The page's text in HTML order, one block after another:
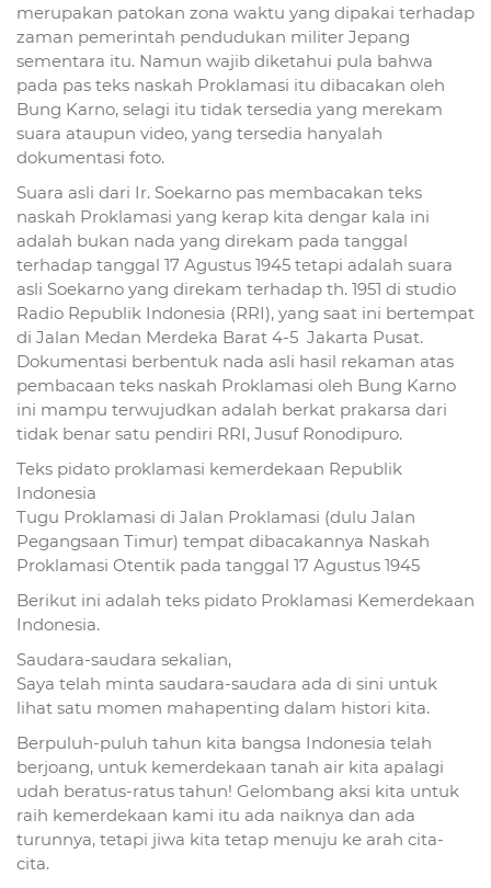
merupakan patokan zona waktu yang dipakai terhadap
zaman pemerintah pendudukan militer Jepang
sementara itu. Namun wajib diketahui pula bahwa
pada pas teks naskah Proklamasi itu dibacakan oleh
Bung Karno, selagi itu tidak tersedia yang merekam
suara ataupun video, yang tersedia hanyalah
dokumentasi foto.
Suara asli dari Ir. Soekarno pas membacakan teks
naskah Proklamasi yang kerap kita dengar kala ini
adalah bukan nada yang direkam pada tanggal
terhadap tanggal 17 Agustus 1945 tetapi adalah suara
asli Soekarno yang direkam terhadap th. 1951 di studio
Radio Republik Indonesia (RRI), yang saat ini bertempat
di Jalan Medan Merdeka Barat 4-5  Jakarta Pusat.
Dokumentasi berbentuk nada asli hasil rekaman atas
pembacaan teks naskah Proklamasi oleh Bung Karno
ini mampu terwujudkan adalah berkat prakarsa dari
tidak benar satu pendiri RRI, Jusuf Ronodipuro.
Teks pidato proklamasi kemerdekaan Republik
Indonesia
Tugu Proklamasi di Jalan Proklamasi (dulu Jalan
Pegangsaan Timur) tempat dibacakannya Naskah
Proklamasi Otentik pada tanggal 17 Agustus 1945
Berikut ini adalah teks pidato Proklamasi Kemerdekaan
Indonesia.
Saudara-saudara sekalian,
Saya telah minta saudara-saudara ada di sini untuk
lihat satu momen mahapenting dalam histori kita.
Berpuluh-puluh tahun kita bangsa Indonesia telah
berjoang, untuk kemerdekaan tanah air kita apalagi
udah beratus-ratus tahun! Gelombang aksi kita untuk
raih kemerdekaan kami itu ada naiknya dan ada
turunnya, tetapi jiwa kita tetap menuju ke arah cita-
cita.